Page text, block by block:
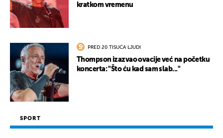
kratkom vremenu
PRED 20 TISUĆA LJUDI
Thompson izazvao ovacije već na početku
koncerta: "Što ću kad sam slab..."
SPORT